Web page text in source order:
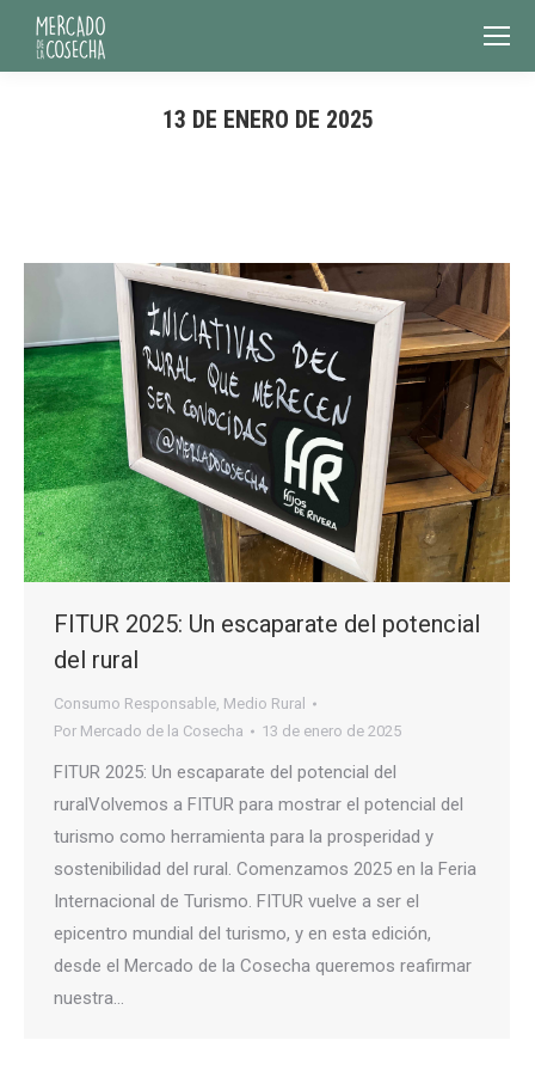
13 DE ENERO DE 2025
FITUR 2025: Un escaparate del potencial
del rural
Consumo Responsable, Medio Rural
Por Mercado de la Cosecha 13 de enero de 2025
FITUR 2025: Un escaparate del potencial del
ruralVolvemos a FITUR para mostrar el potencial del
turismo como herramienta para la prosperidad y
sostenibilidad del rural. Comenzamos 2025 en la Feria
Internacional de Turismo. FITUR vuelve a ser el
epicentro mundial del turismo, y en esta edición,
desde el Mercado de la Cosecha queremos reafirmar
nuestra…